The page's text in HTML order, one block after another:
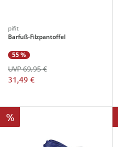
pifit
Barfuß-Filzpantoffel
55 %
31,49 €
UVP 69,95 €
%